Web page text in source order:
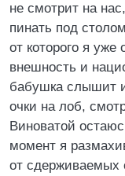
не смотрит на
пинать под
от которого я
внешность и
бабушка слышит
очки на лоб,
Виноватой
момент я
от сдерживаемых